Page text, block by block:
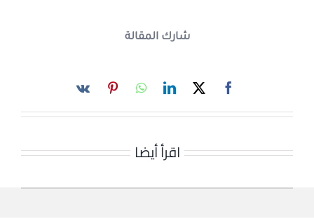
شارك المقالة
اقرأ أيضا